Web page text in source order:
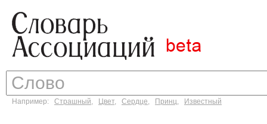
Например: Страшный, Цвет, Сердце, Принц, Известный